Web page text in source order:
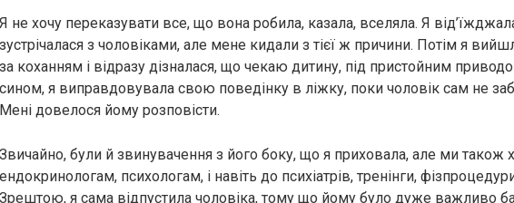
Я не хочу переказувати все, що вона робила, казала, вселяла. Я
зустрічалася з чоловіками, але мене кидали з тієї ж причини. Потім я
за коханням і відразу дізналася, що чекаю дитину, під пристойним
сином, я виправдовувала свою поведінку в ліжку, поки чоловік сам не
Мені довелося йому розповісти.
Звичайно, були й звинувачення з його боку, що я приховала, але ми також
ендокринологам, психологам, і навіть до психіатрів, тренінги,
Зрештою, я сама відпустила чоловіка, тому що йому було дуже важливо